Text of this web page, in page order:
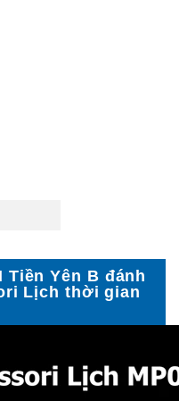
Tiền Yên B đánh
Lịch thời gian